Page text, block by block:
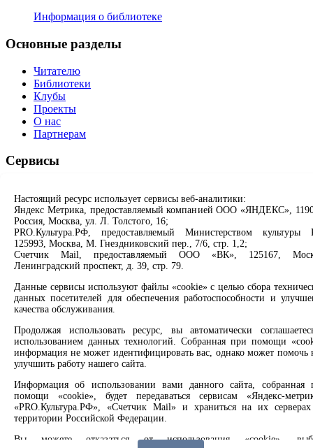
Информация о библиотеке
Основные разделы
Читателю
Библиотеки
Клубы
Проекты
О нас
Партнерам
Сервисы
Спроси библиотекаря
Спроси краеведа
Оцените качество услуг
Направить обращение директору
Соцсети
Вконтакте
Одноклассники
Rutube
Заметили опечатку? Выделите текст с ошибкой и нажмите
клавиши Ctrl+Enter или ссылку ниже
Сообщить об ошибке
2008 –2026© Централизованная городская библиотечная
система, 6+
Настоящий ресурс использует сервисы веб-аналитики:
Яндекс Метрика, предоставляемый компанией ООО «ЯНДЕКС»,
Россия, Москва, ул. Л. Толстого, 16;
PRO.Культура.РФ, предоставляемый Министерством культуры
125993, Москва, М. Гнездниковский пер., 7/6, стр. 1,2;
Счетчик Mail, предоставляемый ООО «ВК», 125167,
Ленинградский проспект, д. 39, стр. 79.
Данные сервисы используют файлы «cookie» с целью сбора
данных посетителей для обеспечения работоспособности и
качества обслуживания.
Продолжая использовать ресурс, вы автоматически
использованием данных технологий. Собранная при помощи
информация не может идентифицировать вас, однако может помочь
улучшить работу нашего сайта.
Информация об использовании вами данного сайта, собранная
помощи «cookie», будет передаваться сервисам «Яндекс-
«PRO.Культура.РФ», «Счетчик Mail» и храниться на их
территории Российской Федерации.
Вы можете отказаться от использования «cookie»,